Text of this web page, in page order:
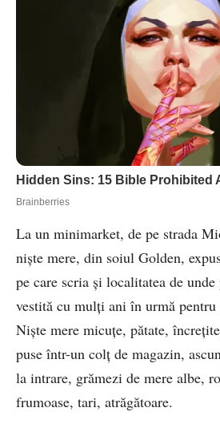
La un minimarket, de pe strada
nişte mere, din soiul Golden,
pe care scria şi localitatea de unde
vestită cu mulţi ani în urmă pentru
Nişte mere micuţe, pătate,
puse într-un colţ de magazin,
la intrare, grămezi de mere albe,
frumoase, tari, atrăgătoare.